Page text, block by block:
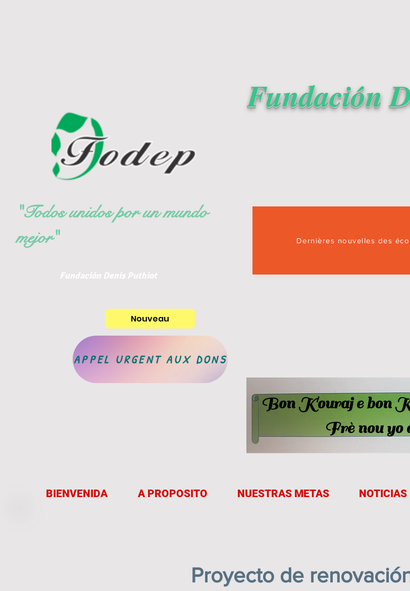
Fundación
"Todos unidos por un mundo
mejor"
Fundación Denis Puthiot
Dernières nouvelles des
Nouveau
APPEL URGENT AUX DONS
Bon Kouraj e bon
Frè nou
BIENVENIDA A PROPOSITO NUESTRAS METAS NOTICIAS
Proyecto de